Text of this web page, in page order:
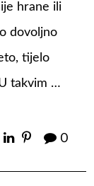
hrane ili
dovoljno
tijelo
takvim …
0